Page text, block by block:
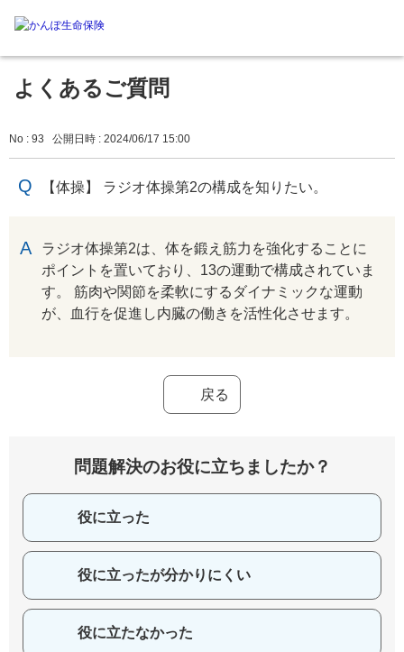
よくあるご質問
No : 93 公開日時 : 2024/06/17 15:00
【体操】 ラジオ体操第2の構成を知りたい。
ラジオ体操第2は、体を鍛え筋力を強化することに
ポイントを置いており、13の運動で構成されていま
す。 筋肉や関節を柔軟にするダイナミックな運動
が、血行を促進し内臓の働きを活性化させます。
戻る
問題解決のお役に立ちましたか？
役に立った
役に立ったが分かりにくい
役に立たなかった